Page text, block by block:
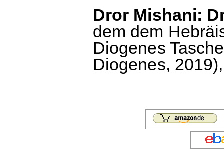
Dror Mishani:
dem dem
Diogenes
Diogenes,